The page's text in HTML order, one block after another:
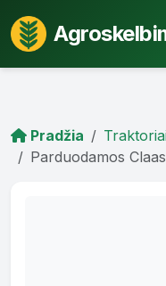
Pradžia
Parduodamos